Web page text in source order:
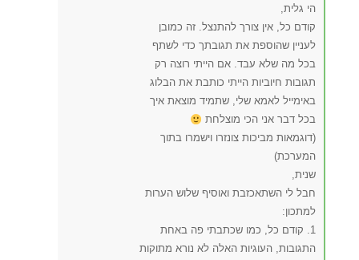
הי גלית,
קודם כל, אין צורך להתנצל. זה כמובן
לעניין שהוספת את תגובתך כדי לשתף
בכל מה שלא עבד. אם הייתי רוצה רק
תגובות חיוביות הייתי כותבת את הבלוג
באימייל לאמא שלי, שתמיד מוצאת איך
בכל דבר אני הכי מוצלחת
(דוגמאות מביכות צונזרו וישמרו בתוך
המערכת)
שנית,
חבל לי השתאכזבת ואוסיף שלוש הערות
למתכון:
1. קודם כל, כמו שכתבתי פה באחת
התגובות, העוגיות האלה לא נורא מתוקות